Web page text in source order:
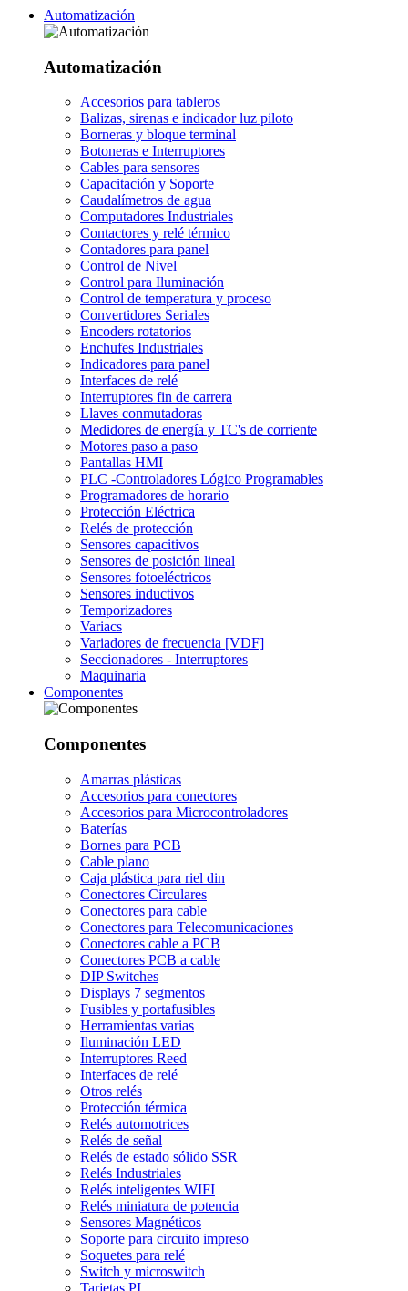
Automatización
Automatización
Accesorios para tableros
Balizas, sirenas e indicador luz piloto
Borneras y bloque terminal
Botoneras e Interruptores
Cables para sensores
Capacitación y Soporte
Caudalímetros de agua
Computadores Industriales
Contactores y relé térmico
Contadores para panel
Control de Nivel
Control para Iluminación
Control de temperatura y proceso
Convertidores Seriales
Encoders rotatorios
Enchufes Industriales
Indicadores para panel
Interfaces de relé
Interruptores fin de carrera
Llaves conmutadoras
Medidores de energía y TC's de corriente
Motores paso a paso
Pantallas HMI
PLC -Controladores Lógico Programables
Programadores de horario
Protección Eléctrica
Relés de protección
Sensores capacitivos
Sensores de posición lineal
Sensores fotoeléctricos
Sensores inductivos
Temporizadores
Variacs
Variadores de frecuencia [VDF]
Seccionadores - Interruptores
Maquinaria
Componentes
Componentes
Amarras plásticas
Accesorios para conectores
Accesorios para Microcontroladores
Baterías
Bornes para PCB
Cable plano
Caja plástica para riel din
Conectores Circulares
Conectores para cable
Conectores para Telecomunicaciones
Conectores cable a PCB
Conectores PCB a cable
DIP Switches
Displays 7 segmentos
Fusibles y portafusibles
Herramientas varias
Iluminación LED
Interruptores Reed
Interfaces de relé
Otros relés
Protección térmica
Relés automotrices
Relés de señal
Relés de estado sólido SSR
Relés Industriales
Relés inteligentes WIFI
Relés miniatura de potencia
Sensores Magnéticos
Soporte para circuito impreso
Soquetes para relé
Switch y microswitch
Tarjetas PI